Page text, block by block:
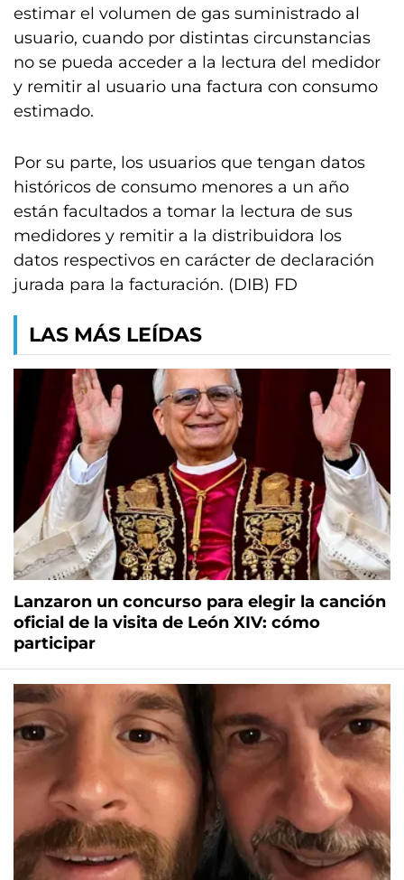
estimar el volumen de gas suministrado al
usuario, cuando por distintas circunstancias
no se pueda acceder a la lectura del medidor
y remitir al usuario una factura con consumo
estimado.
Por su parte, los usuarios que tengan datos
históricos de consumo menores a un año
están facultados a tomar la lectura de sus
medidores y remitir a la distribuidora los
datos respectivos en carácter de declaración
jurada para la facturación. (DIB) FD
LAS MÁS LEÍDAS
Lanzaron un concurso para elegir la canción
oficial de la visita de León XIV: cómo
participar